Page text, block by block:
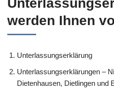
werden Ihnen
Unterlassungserklärung
Unterlassungserklärungen –
Dietenhausen, Dietlingen und